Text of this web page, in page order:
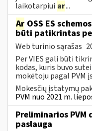
laikotarpiui ar...
Ar OSS ES
būti patikrintas
Web turinio sąrašas
Per VIES gali būti
kodas, kuris buvo
mokėtoju pagal PVM
Mokesčių įstatymų
PVM nuo 2021 m.
Preliminarios
paslauga